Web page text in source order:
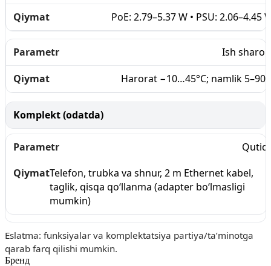
PoE: 2.79–5.37 W • PSU: 2.06–4.45
Ish
Harorat −10…45°C; namlik
Komplekt (odatda)
Telefon, trubka va shnur, 2 m Ethernet kabel,
taglik, qisqa qo‘llanma (adapter bo‘lmasligi
mumkin)
Eslatma: funksiyalar va komplektatsiya partiya/ta’minotga
qarab farq qilishi mumkin.
Бренд